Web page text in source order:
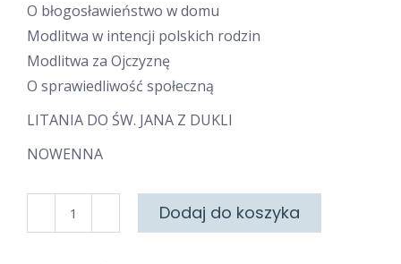
O błogosławieństwo w domu
Modlitwa w intencji polskich rodzin
Modlitwa za Ojczyznę
O sprawiedliwość społeczną
LITANIA DO ŚW. JANA Z DUKLI
NOWENNA
Do
Dodaj do koszyka